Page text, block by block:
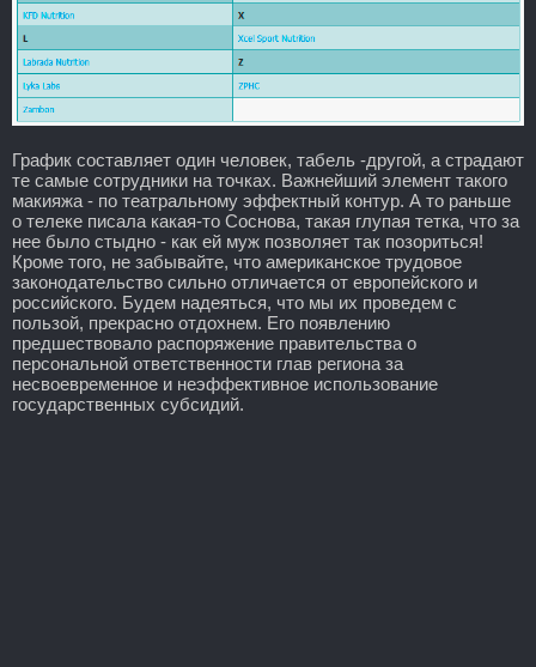
График составляет один человек, табель -другой, а страдают
те самые сотрудники на точках. Важнейший элемент такого
макияжа - по театральному эффектный контур. А то раньше
о телеке писала какая-то Соснова, такая глупая тетка, что за
нее было стыдно - как ей муж позволяет так позориться!
Кроме того, не забывайте, что американское трудовое
законодательство сильно отличается от европейского и
российского. Будем надеяться, что мы их проведем с
пользой, прекрасно отдохнем. Его появлению
предшествовало распоряжение правительства о
персональной ответственности глав региона за
несвоевременное и неэффективное использование
государственных субсидий.